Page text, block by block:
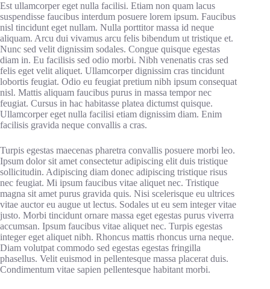
Est ullamcorper eget nulla facilisi. Etiam non quam lacus
suspendisse faucibus interdum posuere lorem ipsum. Faucibus
nisl tincidunt eget nullam. Nulla porttitor massa id neque
aliquam. Arcu dui vivamus arcu felis bibendum ut tristique et.
Nunc sed velit dignissim sodales. Congue quisque egestas
diam in. Eu facilisis sed odio morbi. Nibh venenatis cras sed
felis eget velit aliquet. Ullamcorper dignissim cras tincidunt
lobortis feugiat. Odio eu feugiat pretium nibh ipsum consequat
nisl. Mattis aliquam faucibus purus in massa tempor nec
feugiat. Cursus in hac habitasse platea dictumst quisque.
Ullamcorper eget nulla facilisi etiam dignissim diam. Enim
facilisis gravida neque convallis a cras.
Turpis egestas maecenas pharetra convallis posuere morbi leo.
Ipsum dolor sit amet consectetur adipiscing elit duis tristique
sollicitudin. Adipiscing diam donec adipiscing tristique risus
nec feugiat. Mi ipsum faucibus vitae aliquet nec. Tristique
magna sit amet purus gravida quis. Nisi scelerisque eu ultrices
vitae auctor eu augue ut lectus. Sodales ut eu sem integer vitae
justo. Morbi tincidunt ornare massa eget egestas purus viverra
accumsan. Ipsum faucibus vitae aliquet nec. Turpis egestas
integer eget aliquet nibh. Rhoncus mattis rhoncus urna neque.
Diam volutpat commodo sed egestas egestas fringilla
phasellus. Velit euismod in pellentesque massa placerat duis.
Condimentum vitae sapien pellentesque habitant morbi.